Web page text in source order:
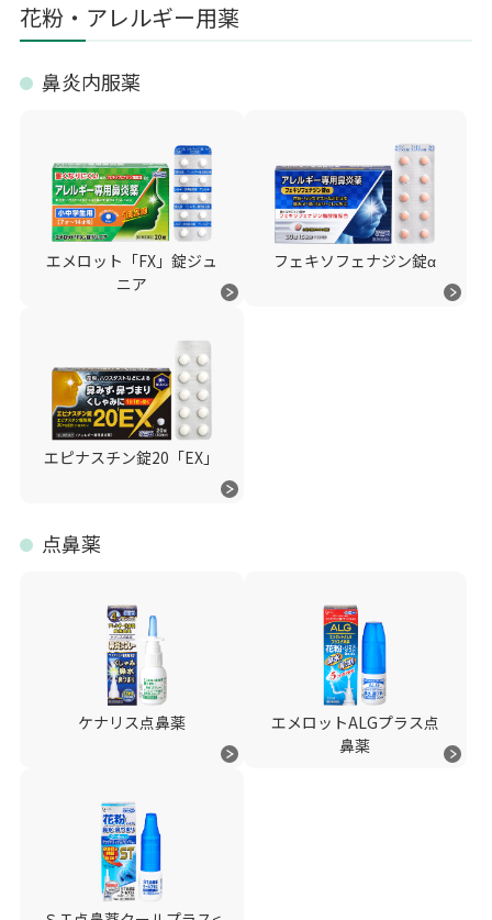
花粉・アレルギー用薬
鼻炎内服薬
エメロット「FX」錠ジュ
ニア
フェキソフェナジン錠α
エピナスチン錠20「EX」
点鼻薬
ケナリス点鼻薬
エメロットALGプラス点
鼻薬